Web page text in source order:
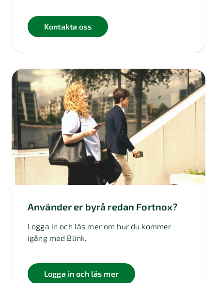
Kontakta oss
Använder er byrå redan Fortnox?
Logga in och läs mer om hur du kommer
igång med Blink.
Logga in och läs mer